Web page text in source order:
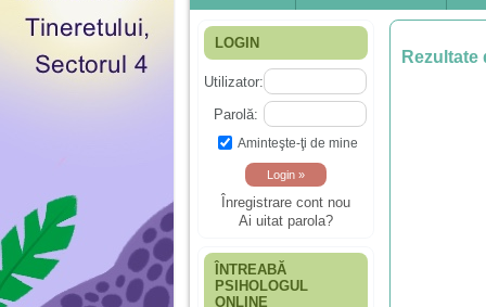
LOGIN
Utilizator:
Parolă:
Aminteşte-ţi de mine
Înregistrare cont nou
Ai uitat parola?
ÎNTREABĂ
PSIHOLOGUL
ONLINE
Rezultate